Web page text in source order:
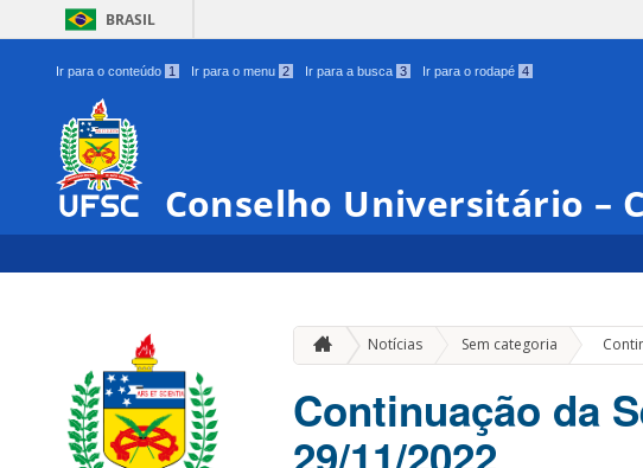
BRASIL
Ir para o conteúdo 1 Ir para o menu 2 Ir para a busca 3 Ir para o rodapé 4
Conselho Universitário –
Notícias Sem categoria »
Continuação da